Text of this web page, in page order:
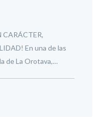
En una de las
de La Orotava,…